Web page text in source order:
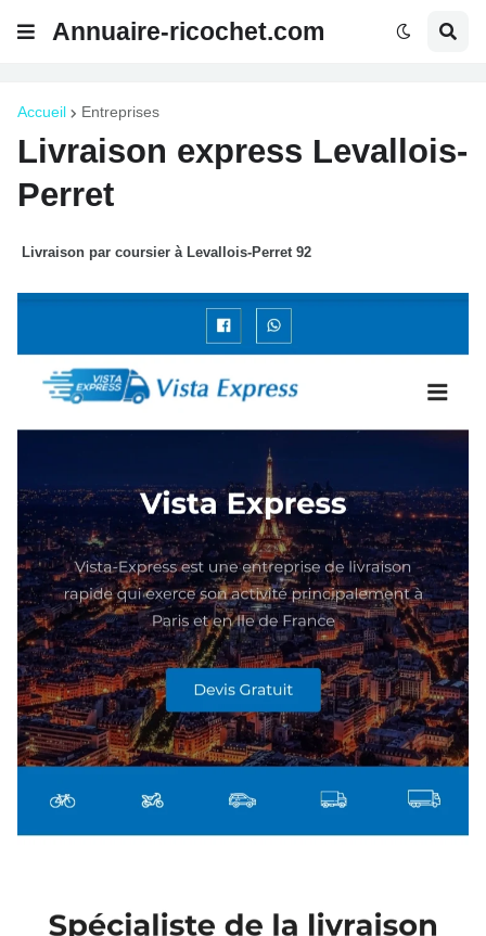
Annuaire-ricochet.com
Accueil Entreprises
Livraison express Levallois-
Perret
Livraison par coursier à Levallois-Perret 92